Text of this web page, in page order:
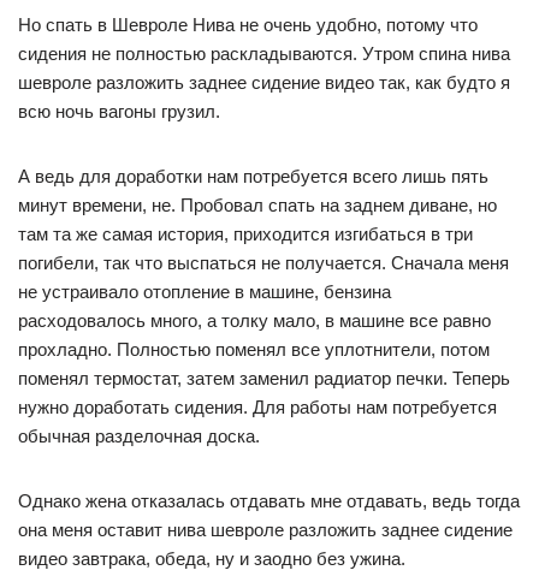
Но спать в Шевроле Нива не очень удобно, потому что
сидения не полностью раскладываются. Утром спина нива
шевроле разложить заднее сидение видео так, как будто я
всю ночь вагоны грузил.
А ведь для доработки нам потребуется всего лишь пять
минут времени, не. Пробовал спать на заднем диване, но
там та же самая история, приходится изгибаться в три
погибели, так что выспаться не получается. Сначала меня
не устраивало отопление в машине, бензина
расходовалось много, а толку мало, в машине все равно
прохладно. Полностью поменял все уплотнители, потом
поменял термостат, затем заменил радиатор печки. Теперь
нужно доработать сидения. Для работы нам потребуется
обычная разделочная доска.
Однако жена отказалась отдавать мне отдавать, ведь тогда
она меня оставит нива шевроле разложить заднее сидение
видео завтрака, обеда, ну и заодно без ужина.